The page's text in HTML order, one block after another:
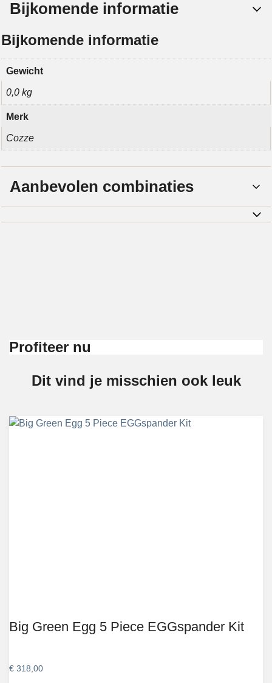
Bijkomende informatie
Bijkomende informatie
Gewicht
0,0 kg
Merk
Cozze
Aanbevolen combinaties
Profiteer nu
Dit vind je misschien ook leuk
Big Green Egg 5 Piece EGGspander Kit
€ 318,00